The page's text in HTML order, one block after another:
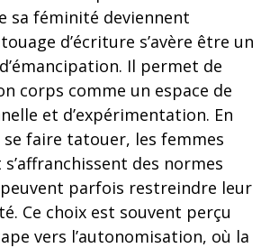
sa féminité deviennent
d’écriture s’avère être un
Il permet de
corps comme un espace de
et d’expérimentation. En
se faire tatouer, les femmes
des normes
parfois restreindre leur
Ce choix est souvent perçu
vers l’autonomisation, où la